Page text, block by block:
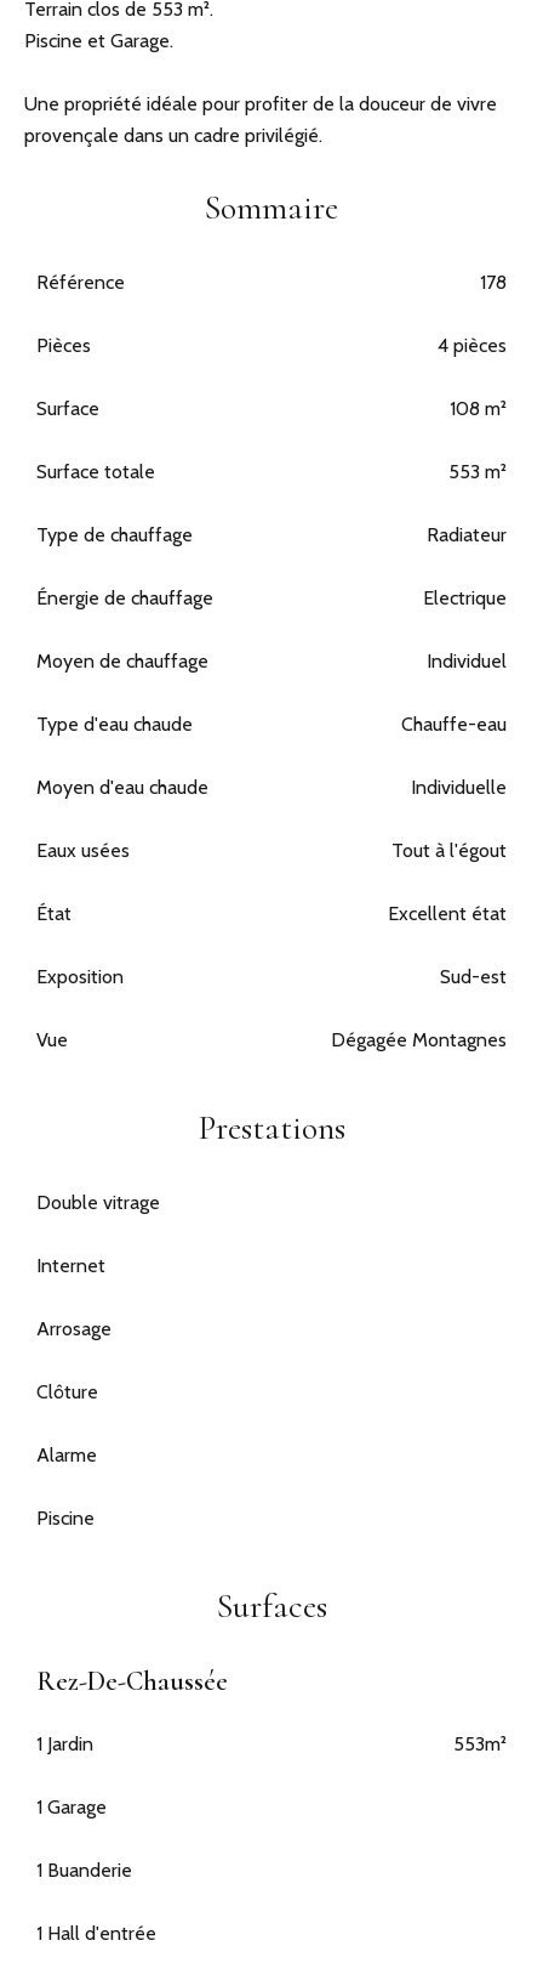
Terrain clos de 553 m².
Piscine et Garage.
Une propriété idéale pour profiter de la douceur de vivre
provençale dans un cadre privilégié.
Sommaire
Référence 178
Pièces 4 pièces
Surface 108 m²
Surface totale 553 m²
Type de chauffage Radiateur
Énergie de chauffage Electrique
Moyen de chauffage Individuel
Type d'eau chaude Chauffe-eau
Moyen d'eau chaude Individuelle
Eaux usées Tout à l'égout
État Excellent état
Exposition Sud-est
Vue Dégagée Montagnes
Prestations
Double vitrage
Internet
Arrosage
Clôture
Alarme
Piscine
Surfaces
Rez-De-Chaussée
1 Jardin 553m²
1 Garage
1 Buanderie
1 Hall d'entrée